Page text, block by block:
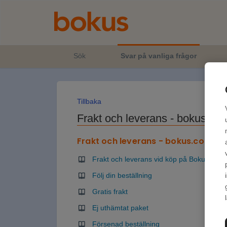
Sök Svar på vanliga frågor
Tillbaka
Frakt och leverans -
Frakt och leverans - bokus.com
Frakt och leverans vid köp på Bokus.com
Följ din beställning
Gratis frakt
Ej uthämtat paket
Försenad beställning